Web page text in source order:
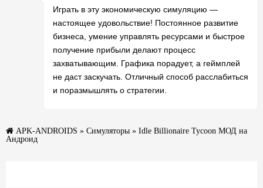
Играть в эту экономическую симуляцию —
настоящее удовольствие! Постоянное развитие
бизнеса, умение управлять ресурсами и быстрое
получение прибыли делают процесс
захватывающим. Графика порадует, а геймплей
не даст заскучать. Отличный способ расслабиться
и поразмышлять о стратегии.
APK-ANDROIDS » Симуляторы » Idle Billionaire Tycoon МОД на
Андроид